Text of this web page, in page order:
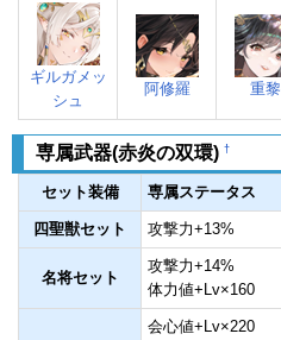
ギルガメッ
シュ
阿修羅 重黎
専属武器(赤炎の双環) †
セット装備 専属ステータス
四聖獣セット 攻撃力+13%
名将セット
攻撃力+14%
体力値+Lv×160
会心値+Lv×220